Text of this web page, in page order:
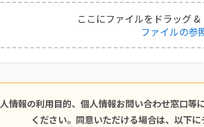
ここにファイルをドラッグ &
ファイルの参
情報の利用目的、個人情報お問い合わせ窓口等
ください。同意いただける場合は、以下に